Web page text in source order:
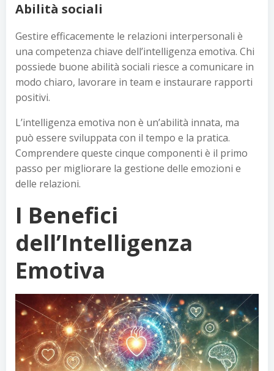
Abilità sociali
Gestire efficacemente le relazioni interpersonali è
una competenza chiave dell’intelligenza emotiva. Chi
possiede buone abilità sociali riesce a comunicare in
modo chiaro, lavorare in team e instaurare rapporti
positivi.
L’intelligenza emotiva non è un’abilità innata, ma
può essere sviluppata con il tempo e la pratica.
Comprendere queste cinque componenti è il primo
passo per migliorare la gestione delle emozioni e
delle relazioni.
I Benefici
dell’Intelligenza
Emotiva